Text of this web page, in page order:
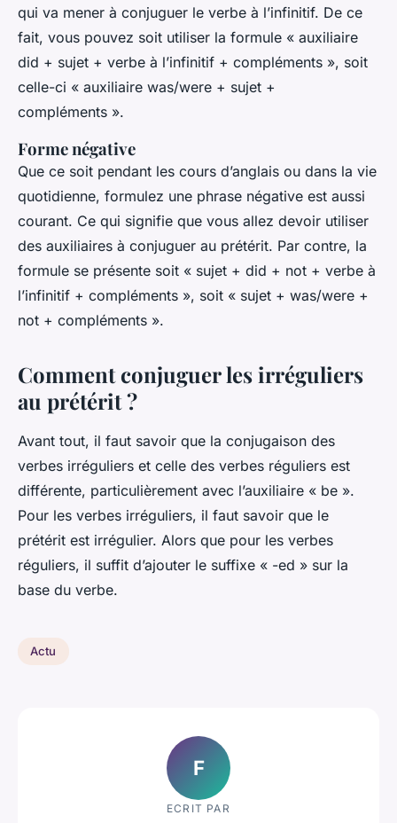
qui va mener à conjuguer le verbe à l’infinitif. De ce
fait, vous pouvez soit utiliser la formule « auxiliaire
did + sujet + verbe à l’infinitif + compléments », soit
celle-ci « auxiliaire was/were + sujet +
compléments ».
Forme négative
Que ce soit pendant les cours d’anglais ou dans la vie
quotidienne, formulez une phrase négative est aussi
courant. Ce qui signifie que vous allez devoir utiliser
des auxiliaires à conjuguer au prétérit. Par contre, la
formule se présente soit « sujet + did + not + verbe à
l’infinitif + compléments », soit « sujet + was/were +
not + compléments ».
Comment conjuguer les irréguliers
au prétérit ?
Avant tout, il faut savoir que la conjugaison des
verbes irréguliers et celle des verbes réguliers est
différente, particulièrement avec l’auxiliaire « be ».
Pour les verbes irréguliers, il faut savoir que le
prétérit est irrégulier. Alors que pour les verbes
réguliers, il suffit d’ajouter le suffixe « -ed » sur la
base du verbe.
Actu
F
ECRIT PAR